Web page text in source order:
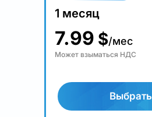
1 месяц
7.99 $/мес
Может взыматься НДС
Выбрать